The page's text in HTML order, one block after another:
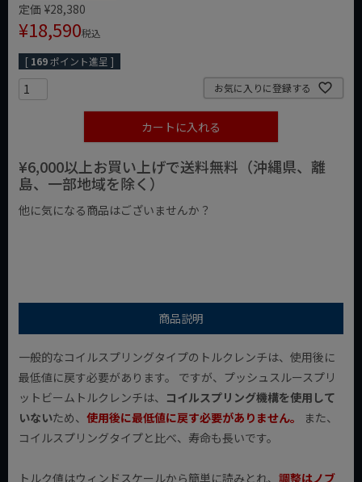
定価 ¥28,380
¥18,590税込
[ 169ポイント進呈 ]
お気に入りに登録する
カートに入れる
¥6,000以上お買い上げで送料無料（沖縄県、離
島、一部地域を除く）
他に気になる商品はございませんか？
商品説明
一般的なコイルスプリングタイプのトルクレンチは、使用後に
最低値に戻す必要があります。 ですが、プッシュスルースプリ
ットビームトルクレンチは、 コイルスプリング機構を使用して
いないため、 使用後に最低値に戻す必要がありません。
また、
コイルスプリングタイプと比べ、寿命も長いです。
トルク値はウィンドスケールから簡単に読みとれ、 調整はノブ